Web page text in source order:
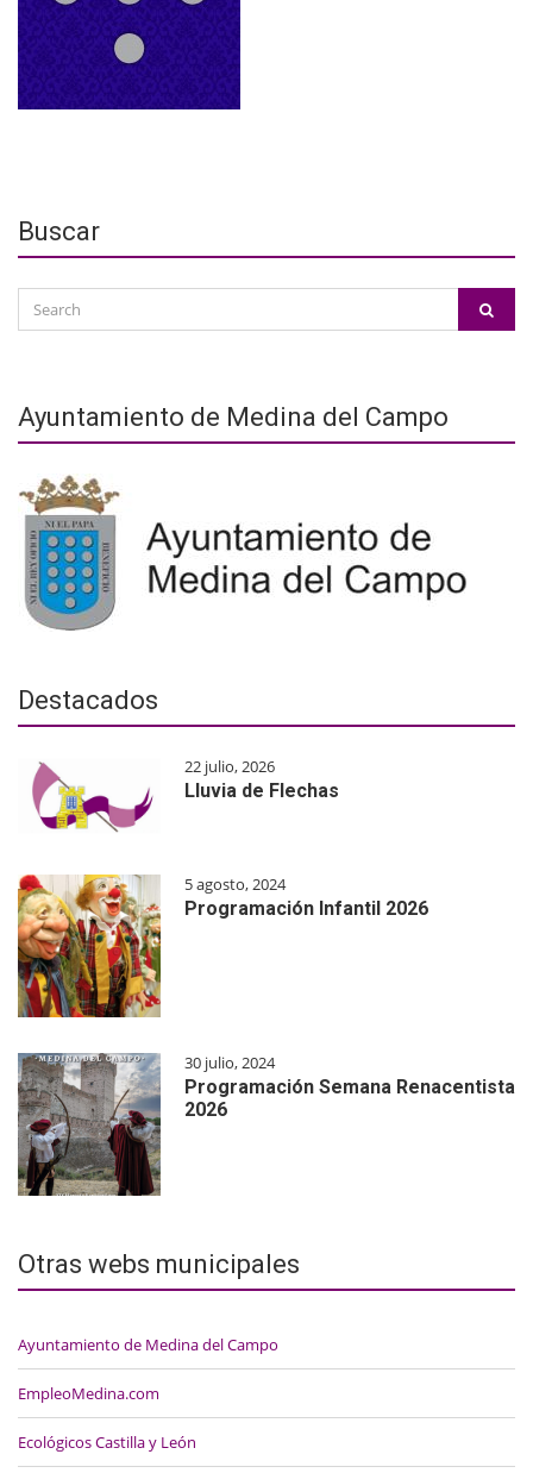
Buscar
Search
for:
Ayuntamiento de Medina del Campo
Destacados
22 julio, 2026
Lluvia de Flechas
5 agosto, 2024
Programación Infantil 2026
30 julio, 2024
Programación Semana Renacentista
2026
Otras webs municipales
Ayuntamiento de Medina del Campo
EmpleoMedina.com
Ecológicos Castilla y León